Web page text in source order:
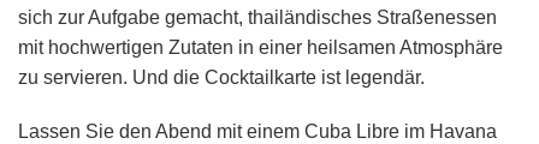
sich zur Aufgabe gemacht, thailändisches Straßenessen
mit hochwertigen Zutaten in einer heilsamen Atmosphäre
zu servieren. Und die Cocktailkarte ist legendär.
Lassen Sie den Abend mit einem Cuba Libre im Havana